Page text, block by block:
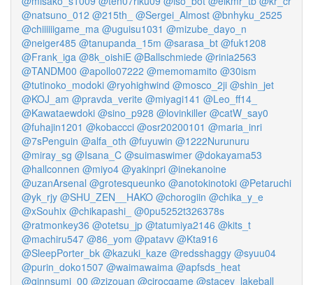
@natsuno_012 @215th_ @Sergei_Almost @bnhyku_2525
@chiiiiiigame_ma @uguisu1031 @mizube_dayo_n
@neiger485 @tanupanda_15m @sarasa_bt @fuk1208
@Frank_iga @8k_oishiE @Ballschmiede @rinia2563
@TANDM00 @apollo07222 @memomamito @30ism
@tutinoko_modoki @ryohighwind @mosco_2ji @shin_jet
@KOJ_am @pravda_verite @miyagi141 @Leo_ff14_
@Kawataewdoki @sino_p928 @lovinkiller @catW_say0
@fuhajin1201 @kobaccci @osr20200101 @maria_inri
@7sPenguin @alfa_oth @fuyuwin @1222Nurunuru
@miray_sg @Isana_C @suimaswimer @dokayama53
@hallconnen @miyo4 @yakinpri @inekanoine
@uzanArsenal @grotesqueunko @anotokinotoki @Petaruchi
@yk_rjy @SHU_ZEN__HAKO @chorogiin @chika_y_e
@xSouhix @chikapashi_ @0pu5252t326378s
@ratmonkey36 @otetsu_jp @tatumiya2146 @kits_t
@machiru547 @86_yom @patavv @Kta916
@SleepPorter_bk @kazuki_kaze @redsshaggy @syuu04
@purin_doko1507 @waimawaima @apfsds_heat
@ginnsumi_00 @zizouan @cirocgame @stacey_lakeball